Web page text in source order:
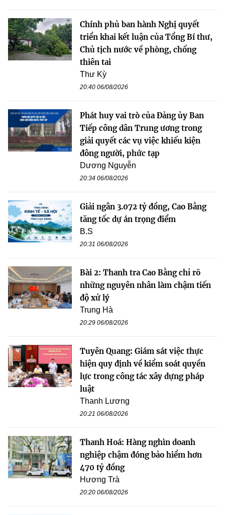
Chính phủ ban hành Nghị quyết
triển khai kết luận của Tổng Bí thư,
Chủ tịch nước về phòng, chống
thiên tai
Thư Kỳ
20:40 06/08/2026
Phát huy vai trò của Đảng ủy Ban
Tiếp công dân Trung ương trong
giải quyết các vụ việc khiếu kiện
đông người, phức tạp
Dương Nguyễn
20:34 06/08/2026
Giải ngân 3.072 tỷ đồng, Cao Bằng
tăng tốc dự án trọng điểm
B.S
20:31 06/08/2026
Bài 2: Thanh tra Cao Bằng chỉ rõ
những nguyên nhân làm chậm tiến
độ xử lý
Trung Hà
20:29 06/08/2026
Tuyên Quang: Giám sát việc thực
hiện quy định về kiểm soát quyền
lực trong công tác xây dựng pháp
luật
Thanh Lương
20:21 06/08/2026
Thanh Hoá: Hàng nghìn doanh
nghiệp chậm đóng bảo hiểm hơn
470 tỷ đồng
Hương Trà
20:20 06/08/2026